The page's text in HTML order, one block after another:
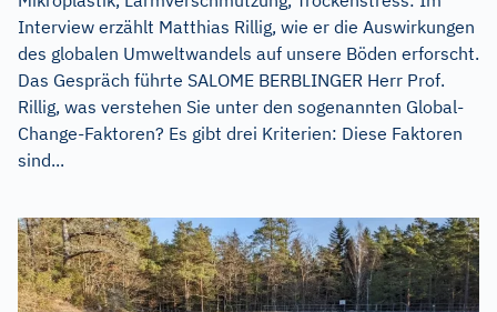
Interview erzählt Matthias Rillig, wie er die Auswirkungen
des globalen Umweltwandels auf unsere Böden erforscht.
Das Gespräch führte SALOME BERBLINGER Herr Prof.
Rillig, was verstehen Sie unter den sogenannten Global-
Change-Faktoren? Es gibt drei Kriterien: Diese Faktoren
sind...